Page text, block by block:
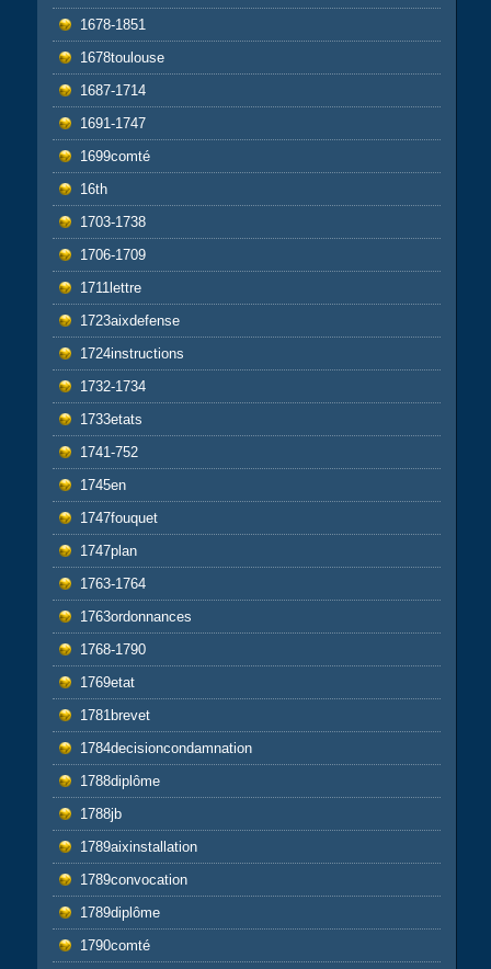
1678-1851
1678toulouse
1687-1714
1691-1747
1699comté
16th
1703-1738
1706-1709
1711lettre
1723aixdefense
1724instructions
1732-1734
1733etats
1741-752
1745en
1747fouquet
1747plan
1763-1764
1763ordonnances
1768-1790
1769etat
1781brevet
1784decisioncondamnation
1788diplôme
1788jb
1789aixinstallation
1789convocation
1789diplôme
1790comté